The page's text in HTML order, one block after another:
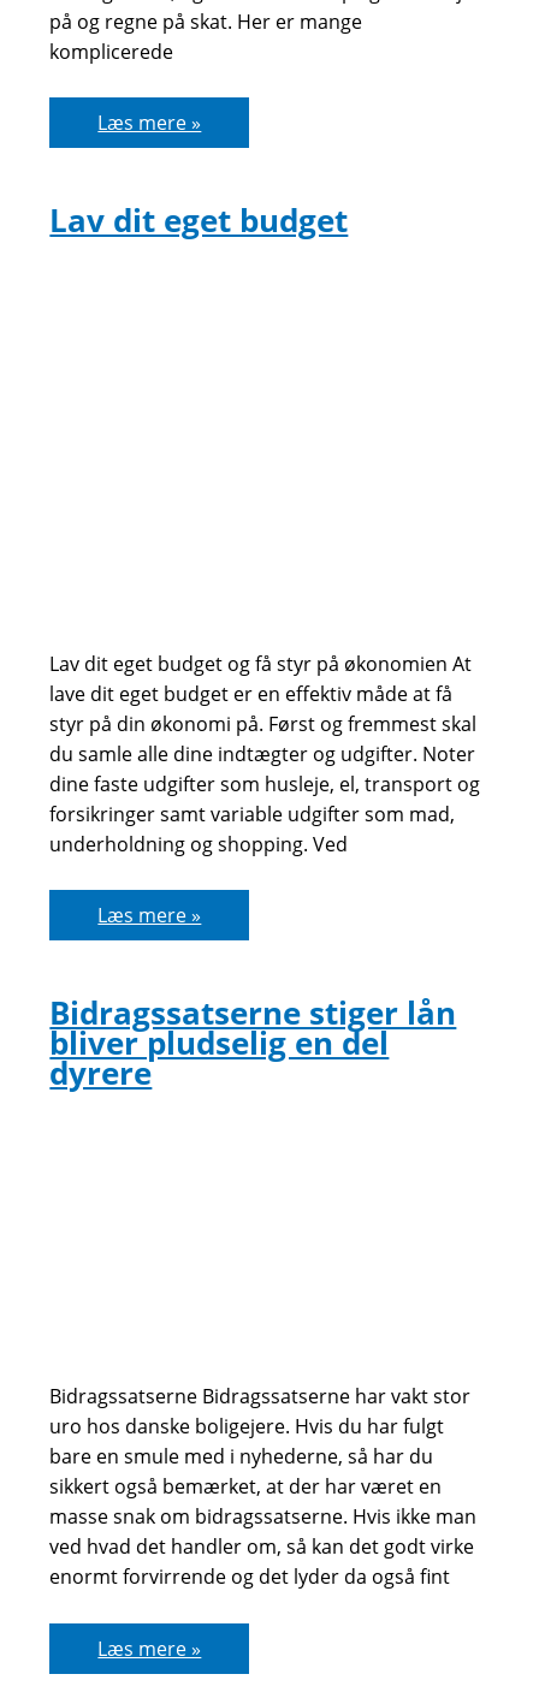
på og regne på skat. Her er mange
komplicerede
Hvad
er
ÅOP
Læs mere »
Lav dit eget budget
Lav dit eget budget og få styr på økonomien At
lave dit eget budget er en effektiv måde at få
styr på din økonomi på. Først og fremmest skal
du samle alle dine indtægter og udgifter. Noter
dine faste udgifter som husleje, el, transport og
forsikringer samt variable udgifter som mad,
underholdning og shopping. Ved
Lav
dit
eget
Læs mere »
Bidragssatserne stiger lån
bliver pludselig en del
dyrere
Bidragssatserne Bidragssatserne har vakt stor
uro hos danske boligejere. Hvis du har fulgt
bare en smule med i nyhederne, så har du
sikkert også bemærket, at der har været en
masse snak om bidragssatserne. Hvis ikke man
ved hvad det handler om, så kan det godt virke
enormt forvirrende og det lyder da også fint
Bidragssatserne
stiger
lån
Læs mere »